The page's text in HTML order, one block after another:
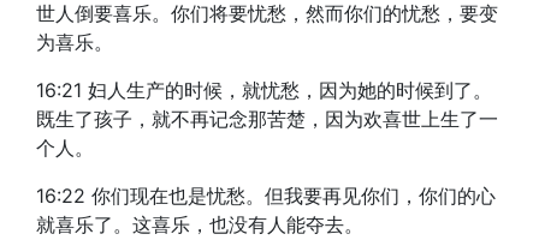
世人倒要喜乐。你们将要忧愁，然而你们的忧愁，要变
为喜乐。
16:21 妇人生产的时候，就忧愁，因为她的时候到了。
既生了孩子，就不再记念那苦楚，因为欢喜世上生了一
个人。
16:22 你们现在也是忧愁。但我要再见你们，你们的心
就喜乐了。这喜乐，也没有人能夺去。